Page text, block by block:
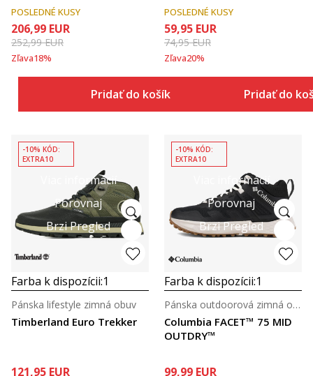
POSLEDNÉ KUSY
206,99 EUR
252,99EUR
Zľava18%
Pridať do košíka
POSLEDNÉ KUSY
59,95 EUR
74,95EUR
Zľava20%
Pridať do
Viac informácií
Porovnaj
Brzi Pregled
-10% KÓD:
EXTRA10
Farba k dispozícii:1
Timberland Euro Trekker
Pánska lifestyle zimná obuv
121,95 EUR
Viac informácií
Porovnaj
Brzi Pregled
-10% KÓD:
EXTRA10
Farba k dispozícii:1
Columbia FACET™ 75 MID
OUTDRY™
Pánska outdoorová zimná obuv
99,99 EUR